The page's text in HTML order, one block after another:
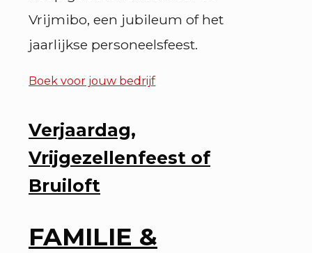
Vrijmibo, een jubileum of het
jaarlijkse personeelsfeest.
Boek voor jouw bedrijf
Verjaardag,
Vrijgezellenfeest of
Bruiloft
FAMILIE &